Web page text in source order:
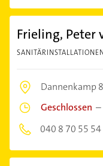
Frieling, Peter
Dannenkamp
Geschlossen –
040 8 70 55 54